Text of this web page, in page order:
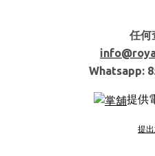
任何
Whatsapp:
提供
提